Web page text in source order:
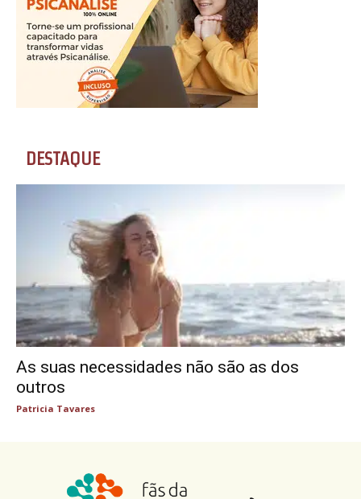
DESTAQUE
As suas necessidades não são as dos
outros
Patricia Tavares